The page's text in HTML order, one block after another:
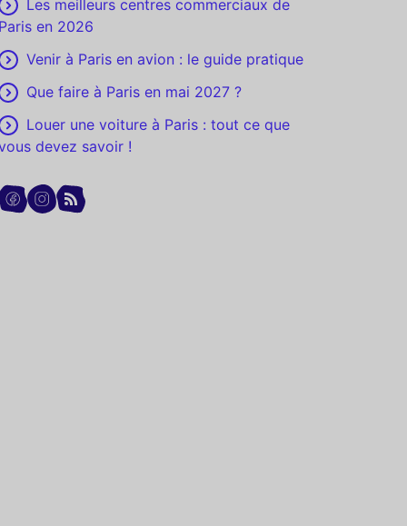
Les meilleurs centres commerciaux de
en 2026
Venir à Paris en avion : le guide pratique
Que faire à Paris en mai 2027 ?
Louer une voiture à Paris : tout ce que
devez savoir !